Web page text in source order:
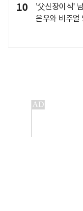
10
'父신장이식'
은우와 비주